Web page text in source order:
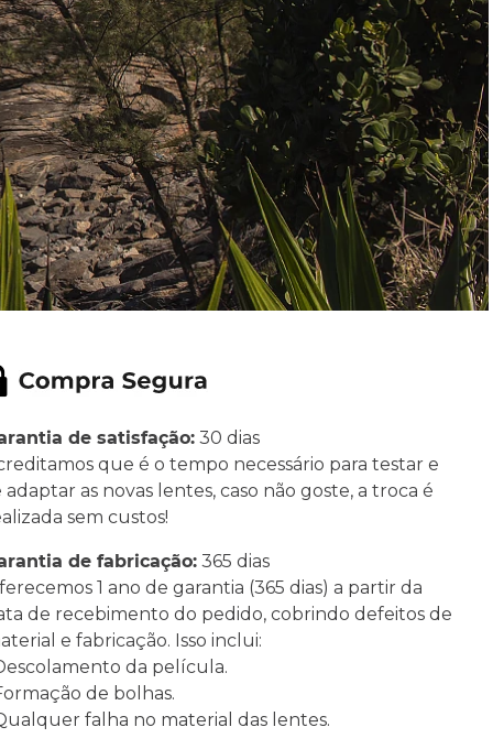
de satisfação:30 dias
que é o tempo necessário para testar e
adaptar as novas lentes, caso não goste, a troca é
sem custos!
de fabricação:365 dias
1 ano de garantia (365 dias) a partir da
de recebimento do pedido, cobrindo defeitos de
e fabricação. Isso inclui:
da película.
de bolhas.
falha no material das lentes.